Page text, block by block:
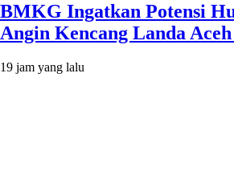
BMKG Ingatkan Potensi
Angin Kencang Landa Aceh
19 jam yang lalu